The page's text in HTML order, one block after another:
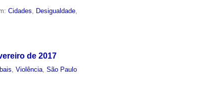
Cidades, Desigualdade,
de 2017
,Violência ,São Paulo